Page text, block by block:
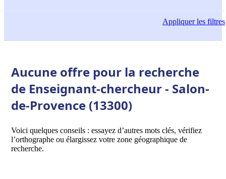
Appliquerles filtres
Aucune offre pour la recherche
de Enseignant-chercheur - Salon-
de-Provence (13300)
Voici quelques conseils : essayez d’autres mots clés, vérifiez
l’orthographe ou élargissez votre zone géographique de
recherche.